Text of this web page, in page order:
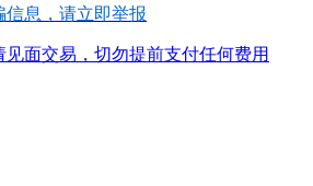
息，请立即举报
面交易，切勿提前支付任何费用